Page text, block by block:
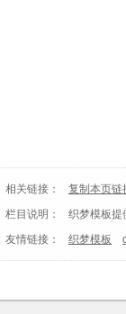
相关链接： 复制本页链
栏目说明：
织梦模板提
友情链接：
织梦模板